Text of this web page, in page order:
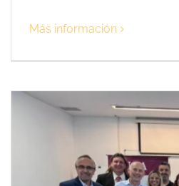
Más información